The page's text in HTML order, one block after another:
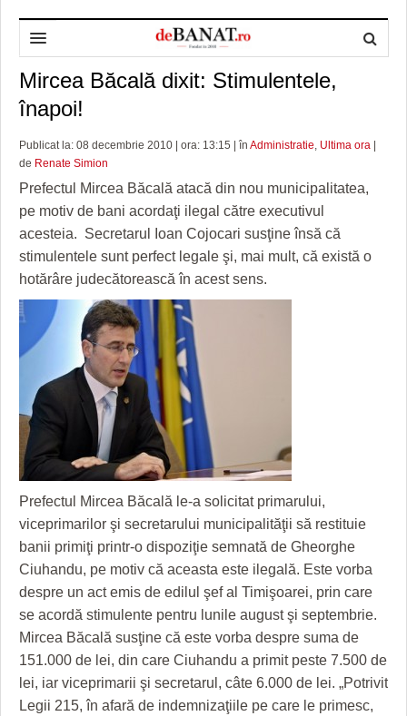
HOME
DESPRE NOI
REDACȚIA DEBANAT
POLITICA DE COOKIES
POLITICA DE CONFIDENȚIALITATE
ADMINISTRAȚIE
PRIMĂRIA TIMIŞOARA
CONSILIUL JUDEŢEAN TIMIŞ
POLITICĂ
POLITICA
SPORT
FOTBAL JUDETEAN
ALTE SPORTURI
DOSARELE DEBANAT
ETICA LUCIDITĂȚII ASISTATE
JURNAL DE CAMPANIE
ZÂMBETE AMARE
GRĂDINA TAICII DOMNULUI
ZIARISTU’ DE TERASĂ
CU OIŞTEA-N KIERKEGAARD
FINANŢĂRI DE LA A LA Z
PE SURSE
TIMP LIBER ȘI CULTURĂ
TIMP LIBER
ULTRAMARIN VA RECOMANDA
CULTURA
CRONICĂ DE FILM
UNDE MERGEM
FILME DOCUMENTARE
CLIPURI VIDEO
JOCURI ONLINE
ECONOMIC
AFACERI
SĂNĂTATE
MAI MULTE
ACCIDENTE
ANUNŢURI
INFO SI UTILE
CULTURA
INVATAMANT
JUSTITIE
FILME DOCUMENTARE
CLIPURI VIDEO
JOCURI ONLINE
Mircea Băcală dixit: Stimulentele,
înapoi!
Publicat la: 08 decembrie 2010 | ora: 13:15 | în Administratie, Ultima ora
de Renate Simion
Prefectul Mircea Băcală atacă din nou municipalitatea,
pe motiv de bani acordaţi ilegal către executivul
acesteia. Secretarul Ioan Cojocari susţine însă că
stimulentele sunt perfect legale şi, mai mult, că există o
hotărâre judecătorească în acest sens.
Prefectul Mircea Băcală le-a solicitat primarului,
viceprimarilor şi secretarului municipalităţii să restituie
banii primiţi printr-o dispoziţie semnată de Gheorghe
Ciuhandu, pe motiv că aceasta este ilegală. Este vorba
despre un act emis de edilul şef al Timişoarei, prin care
se acordă stimulente pentru lunile august şi septembrie.
Mircea Băcală susţine că este vorba despre suma de
151.000 de lei, din care Ciuhandu a primit peste 7.500 de
lei, iar viceprimarii şi secretarul, câte 6.000 de lei. „Potrivit
Legii 215, în afară de indemnizaţiile pe care le primesc,